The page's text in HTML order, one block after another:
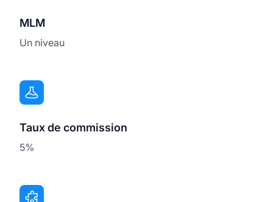
MLM
Un niveau
Taux de commission
5%